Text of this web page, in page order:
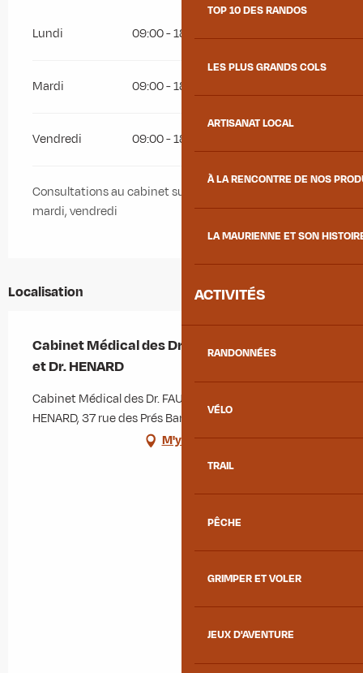
TOP 10 DES RANDOS
LES PLUS GRANDS COLS
ARTISANAT LOCAL
À LA RENCONTRE DE NOS
LA MAURIENNE ET SON
ACTIVITÉS
RANDONNÉES
VÉLO
TRAIL
PÊCHE
GRIMPER ET VOLER
JEUX D'AVENTURE
Lundi 09:00 - 18:00
Mardi 09:00 - 18:00
Vendredi 09:00 - 18:00
Consultations au cabinet sur rendez-vous : lundi,
mardi, vendredi
Localisation
Cabinet Médical des Dr. FAUCON, Dr. GRAZINI
et Dr. HENARD
Cabinet Médical des Dr. FAUCON, Dr. GRAZINI et Dr.
HENARD, 37 rue des Prés Bandes, 73130 La Chambre
M'y rendre